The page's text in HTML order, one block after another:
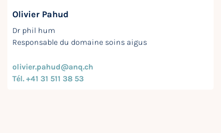
Olivier Pahud
Dr phil hum
Responsable du domaine soins aigus
olivier.pahud@anq.ch
Tél. +41 31 511 38 53